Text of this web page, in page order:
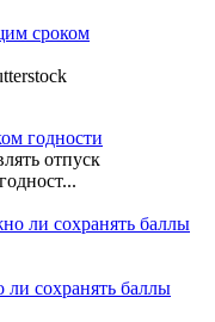
годности
отпуск
сохранять баллы